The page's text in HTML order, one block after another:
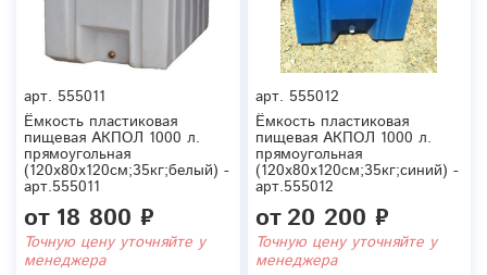
арт. 555011
Ёмкость пластиковая
пищевая АКПОЛ 1000 л.
прямоугольная
(120x80x120см;35кг;белый) -
арт.555011
от 18 800 ₽
Точную цену уточняйте у
менеджера
арт. 555012
Ёмкость пластиковая
пищевая АКПОЛ 1000 л.
прямоугольная
(120x80x120см;35кг;синий) -
арт.555012
от20 200 ₽
Точную цену уточняйте у
менеджера